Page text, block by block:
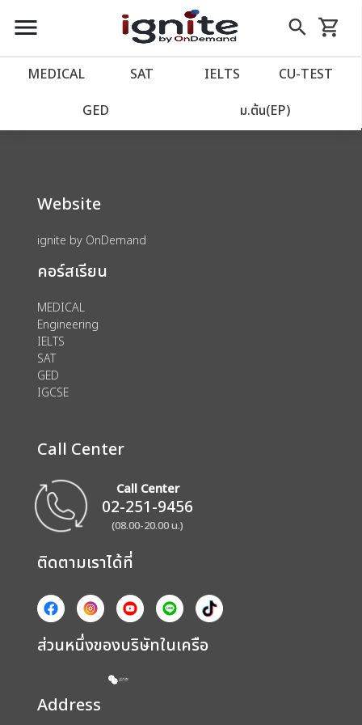
close
account_balance หน้าแรก
เว็บไซต์อิกไนท์
import_contacts วางแผนการเรียน
account_circle เข้าสู่ระบบ
assignment ลงทะเบียน
menu search
Skip
to
shopping_cart
รถเข็น
MEDICAL SAT IELTS CU‑TEST
GED ม.ต้น(EP)
We could not find anything for 80002039
Website
ignite by OnDemand
คอร์สเรียน
MEDICAL
Engineering
IELTS
SAT
GED
IGCSE
Call Center
Call Center
02-251-9456
(08.00-20.00 น.)
ติดตามเราได้ที่
ส่วนหนึ่งของบริษัทในเครือ
Address